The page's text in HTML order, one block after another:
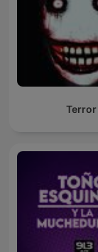
Terror